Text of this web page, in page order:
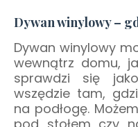
Dywan winylowy –
Dywan winylowy
wewnątrz domu,
sprawdzi się
wszędzie tam,
na podłogę.